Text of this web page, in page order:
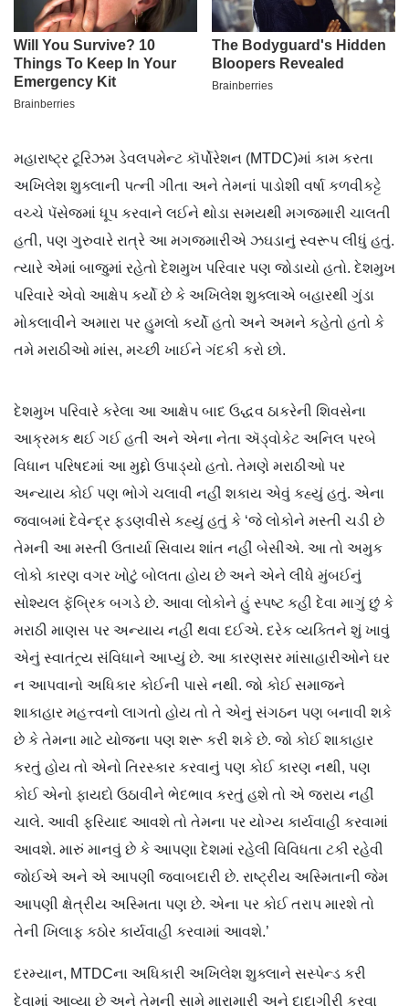
મહારાષ્ટ્ર ટૂરિઝમ ડેવલપમેન્ટ કૉર્પોરેશન (MTDC)માં કામ કરતા
અખિલેશ શુક્લાની પત્ની ગીતા અને તેમનાં પાડોશી વર્ષા કળવીકટ્ટે
વચ્ચે પૅસેજમાં ધૂપ કરવાને લઈને થોડા સમયથી મગજમારી ચાલતી
હતી, પણ ગુરુવારે રાત્રે આ મગજમારીએ ઝઘડાનું સ્વરૂપ લીધું હતું.
ત્યારે એમાં બાજુમાં રહેતો દેશમુખ પરિવાર પણ જોડાયો હતો. દેશમુખ
પરિવારે એવો આક્ષેપ કર્યો છે કે અખિલેશ શુક્લાએ બહારથી ગુંડા
મોકલાવીને અમારા પર હુમલો કર્યો હતો અને અમને કહેતો હતો કે
તમે મરાઠીઓ માંસ, મચ્છી ખાઈને ગંદકી કરો છો.
દેશમુખ પરિવારે કરેલા આ આક્ષેપ બાદ ઉદ્ધવ ઠાકરેની શિવસેના
આક્રમક થઈ ગઈ હતી અને એના નેતા ઍડ્વોકેટ અનિલ પરબે
વિધાન પરિષદમાં આ મુદ્દો ઉપાડ્યો હતો. તેમણે મરાઠીઓ પર
અન્યાય કોઈ પણ ભોગે ચલાવી નહીં શકાય એવું કહ્યું હતું. એના
જવાબમાં દેવેન્દ્ર ફડણવીસે કહ્યું હતું કે ‘જે લોકોને મસ્તી ચડી છે
તેમની આ મસ્તી ઉતાર્યા સિવાય શાંત નહીં બેસીએ. આ તો અમુક
લોકો કારણ વગર ખોટું બોલતા હોય છે અને એને લીધે મુંબઈનું
સોશ્યલ ફૅબ્રિક બગડે છે. આવા લોકોને હું સ્પષ્ટ કહી દેવા માગું છું કે
મરાઠી માણસ પર અન્યાય નહીં થવા દઈએ. દરેક વ્યક્તિને શું ખાવું
એનું સ્વાતંત્ર્ય સંવિધાને આપ્યું છે. આ કારણસર માંસાહારીઓને ઘર
ન આપવાનો અધિકાર કોઈની પાસે નથી. જો કોઈ સમાજને
શાકાહાર મહત્ત્વનો લાગતો હોય તો તે એનું સંગઠન પણ બનાવી શકે
છે કે તેમના માટે યોજના પણ શરૂ કરી શકે છે. જો કોઈ શાકાહાર
કરતું હોય તો એનો તિરસ્કાર કરવાનું પણ કોઈ કારણ નથી, પણ
કોઈ એનો ફાયદો ઉઠાવીને ભેદભાવ કરતું હશે તો એ જરાય નહીં
ચાલે. આવી ફરિયાદ આવશે તો તેમના પર યોગ્ય કાર્યવાહી કરવામાં
આવશે. મારું માનવું છે કે આપણા દેશમાં રહેલી ‌વિવિધતા ટકી રહેવી
જોઈએ અને એ આપણી જવાબદારી છે. રાષ્ટ્રીય અસ્મિતાની જેમ
આપણી ક્ષેત્રીય અસ્મિતા પણ છે. એના પર કોઈ તરાપ મારશે તો
તેની ખિલાફ કઠોર કાર્યવાહી કરવામાં આવશે.’
દરમ્યાન, MTDCના અધિકારી ‌અખિલેશ શુક્લાને સસ્પેન્ડ કરી
દેવામાં આવ્યા છે અને તેમની સામે મારામારી અને દાદાગીરી કરવા